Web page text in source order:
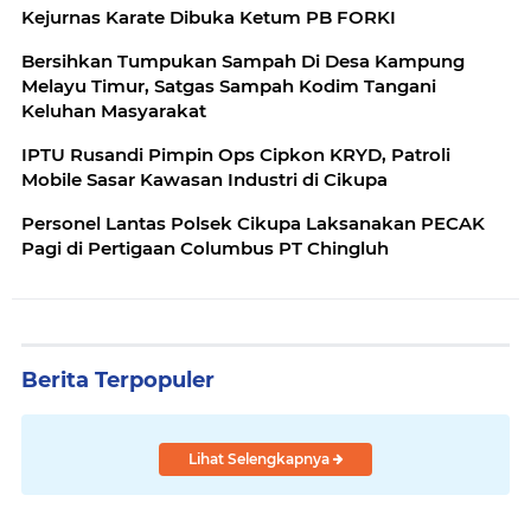
Kejurnas Karate Dibuka Ketum PB FORKI
Bersihkan Tumpukan Sampah Di Desa Kampung
Melayu Timur, Satgas Sampah Kodim Tangani
Keluhan Masyarakat
IPTU Rusandi Pimpin Ops Cipkon KRYD, Patroli
Mobile Sasar Kawasan Industri di Cikupa
Personel Lantas Polsek Cikupa Laksanakan PECAK
Pagi di Pertigaan Columbus PT Chingluh
Berita Terpopuler
Lihat Selengkapnya